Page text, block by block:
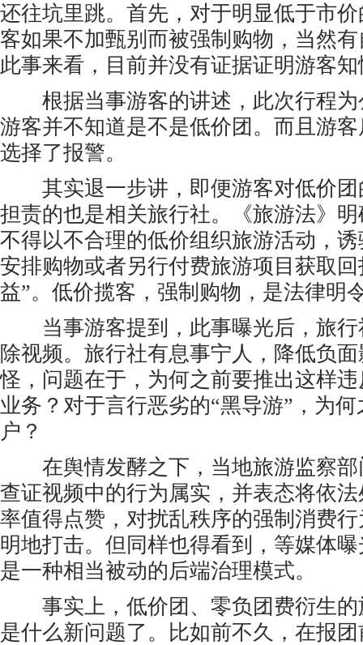
还往坑里跳。首先，对于明显低于市
客如果不加甄别而被强制购物，当然
此事来看，目前并没有证据证明游客
根据当事游客的讲述，此次行程为
游客并不知道是不是低价团。而且游
选择了报警。
其实退一步讲，即便游客对低价团
担责的也是相关旅行社。《旅游法》
不得以不合理的低价组织旅游活动，
安排购物或者另行付费旅游项目获取
益”。低价揽客，强制购物，是法律明
当事游客提到，此事曝光后，旅行
除视频。旅行社有息事宁人，降低负
怪，问题在于，为何之前要推出这样
业务？对于言行恶劣的“黑导游”，为
户？
在舆情发酵之下，当地旅游监察部
查证视频中的行为属实，并表态将依
率值得点赞，对扰乱秩序的强制消费
明地打击。但同样也得看到，等媒体
是一种相当被动的后端治理模式。
事实上，低价团、零负团费衍生的
是什么新问题了。比如前不久，在报